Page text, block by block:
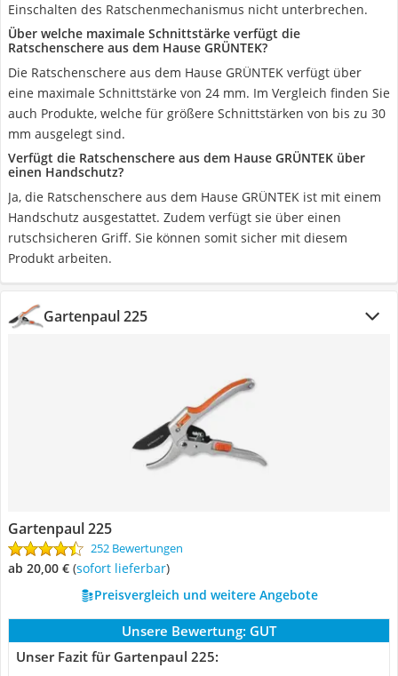
Einschalten des Ratschenmechanismus nicht unterbrechen.
Über welche maximale Schnittstärke verfügt die
Ratschenschere aus dem Hause GRÜNTEK?
Die Ratschenschere aus dem Hause GRÜNTEK verfügt über
eine maximale Schnittstärke von 24 mm. Im Vergleich finden Sie
auch Produkte, welche für größere Schnittstärken von bis zu 30
mm ausgelegt sind.
Verfügt die Ratschenschere aus dem Hause GRÜNTEK über
einen Handschutz?
Ja, die Ratschenschere aus dem Hause GRÜNTEK ist mit einem
Handschutz ausgestattet. Zudem verfügt sie über einen
rutschsicheren Griff. Sie können somit sicher mit diesem
Produkt arbeiten.
Gartenpaul 225
Gartenpaul 225
252 Bewertungen
ab 20,00 € ( Sofort lieferbar)
Preisvergleich und weitere Angebote
Unsere Bewertung: GUT
Unser Fazit für Gartenpaul 225: